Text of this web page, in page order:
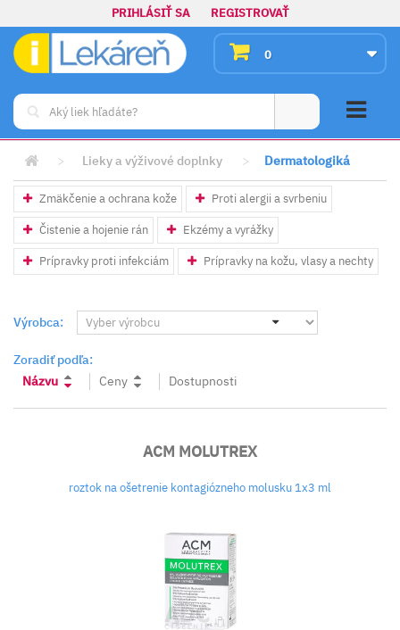
PRIHLÁSIŤ SA REGISTROVAŤ
0
> Lieky a výživové doplnky > Dermatologiká
Zmäkčenie a ochrana kože Proti alergii a svrbeniu
Čistenie a hojenie rán Ekzémy a vyrážky
Prípravky proti infekciám Prípravky na kožu, vlasy a nechty
Výrobca:
Zoradiť podľa:
Názvu
Ceny Dostupnosti
ACM MOLUTREX
roztok na ošetrenie kontagiózneho molusku 1x3 ml